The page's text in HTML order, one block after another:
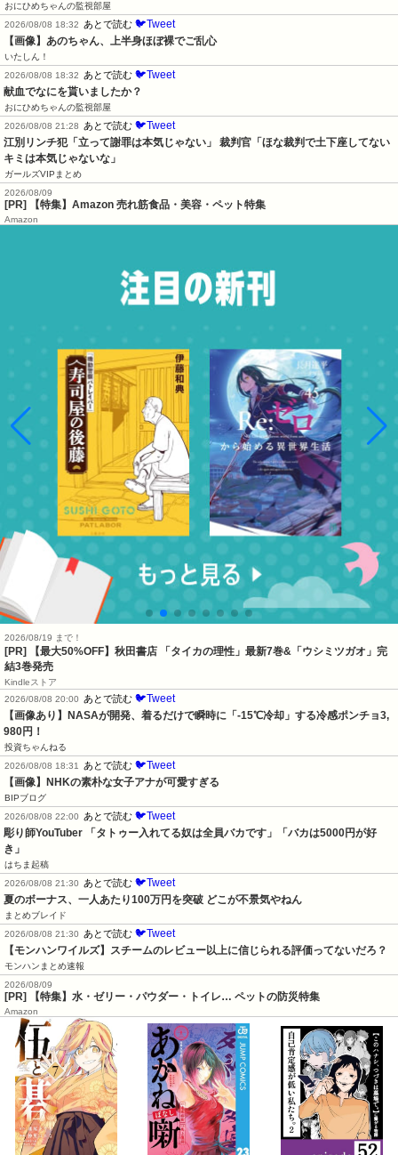
おにひめちゃんの監視部屋
2026/08/08 18:32
あとで読む 🐦Tweet
【画像】あのちゃん、上半身ほぼ裸でご乱心
いたしん！
2026/08/08 18:32
あとで読む 🐦Tweet
献血でなにを貰いましたか？
おにひめちゃんの監視部屋
2026/08/08 21:28
あとで読む 🐦Tweet
江別リンチ犯「立って謝罪は本気じゃない」 裁判官「ほな裁判で土下座してない
キミは本気じゃないな」
ガールズVIPまとめ
2026/08/09
[PR] 【特集】Amazon 売れ筋食品・美容・ペット特集
Amazon
2026/08/19 まで！
[PR] 【最大50%OFF】秋田書店 「タイカの理性」最新7巻&「ウシミツガオ」完
結3巻発売
Kindleストア
2026/08/08 20:00
あとで読む 🐦Tweet
【画像あり】NASAが開発、着るだけで瞬時に「-15℃冷却」する冷感ポンチョ3,
980円！
投資ちゃんねる
2026/08/08 18:31
あとで読む 🐦Tweet
【画像】NHKの素朴な女子アナが可愛すぎる
BIPブログ
2026/08/08 22:00
あとで読む 🐦Tweet
彫り師YouTuber 「タトゥー入れてる奴は全員バカです」「バカは5000円が好
き」
はちま起稿
2026/08/08 21:30
あとで読む 🐦Tweet
夏のボーナス、一人あたり100万円を突破 どこが不景気やねん
まとめブレイド
2026/08/08 21:30
あとで読む 🐦Tweet
【モンハンワイルズ】スチームのレビュー以上に信じられる評価ってないだろ？
モンハンまとめ速報
2026/08/09
[PR] 【特集】水・ゼリー・パウダー・トイレ… ペットの防災特集
Amazon